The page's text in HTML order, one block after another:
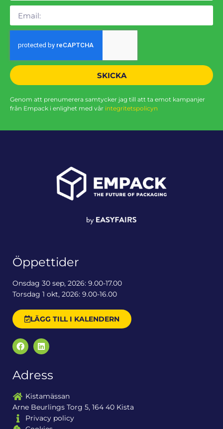
SKICKA
Genom att prenumerera samtycker jag till att ta emot kampanjer
från Empack i enlighet med vår integritetspolicyn
Öppettider
Onsdag 30 sep, 2026: 9.00-17.00
Torsdag 1 okt, 2026: 9.00-16.00
LÄGG TILL I KALENDERN
Adress
Kistamässan
Arne Beurlings Torg 5, 164 40 Kista
Privacy policy